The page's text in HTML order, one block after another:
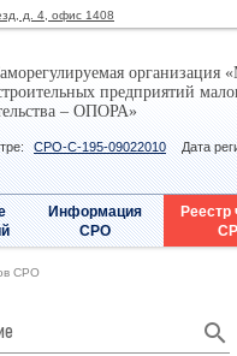
д. 4, офис 1408
организация
предприятий
– ОПОРА»
СРО-С-195-09022010 Дата
Информация
СРО
Реестр
СРО